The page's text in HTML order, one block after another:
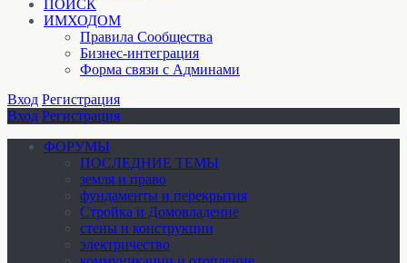
ПОИСК
ИМХОДОМ
Правила Сообщества
Бизнес-интеграция
Форма связи с Админами
Вход Регистрация
Вход Регистрация
ФОРУМЫ
ПОСЛЕДНИЕ ТЕМЫ
земля и право
фундаменты и перекрытия
Стройка и Домовладение
стены и конструкции
электричество